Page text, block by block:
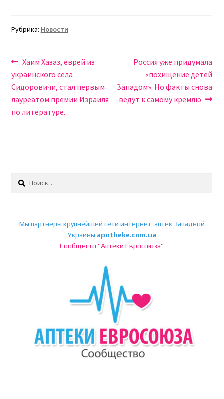
Рубрика: Новости
Навигация
по
записям
Предыдущая
запись:
Хаим Хазаз, еврей из
украинского села
Сидоровичи, стал первым
лауреатом премии Израиля
по литературе.
Следующая
запись:
Россия уже придумала
«похищение детей
Западом». Но факты снова
ведут к самому кремлю
Найти:
Мы партнеры крупнейшей сети интернет-аптек Западной
Украины apotheke.com.ua
Сообщесто "Аптеки Евросоюза"